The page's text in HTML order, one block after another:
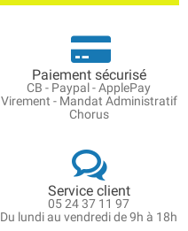
Paiement sécurisé
CB - Paypal - ApplePay
Virement - Mandat Administratif
Chorus
Service client
05 24 37 11 97
Du lundi au vendredi de 9h à 18h